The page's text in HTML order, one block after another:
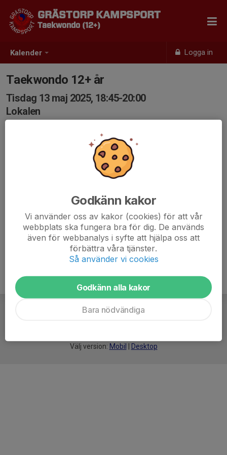
Kalender Logga in
GRÄSTORP KAMPSPORT
Taekwondo (12+)
Taekwondo 12+ år
Tisdag 13 maj 2025, 18:45-20:00
Lokalen
Välj version: Mobil Desktop
Godkänn kakor
Vi använder oss av kakor (cookies) för att vår
webbplats ska fungera bra för dig. De används
även för webbanalys i syfte att hjälpa oss att
förbättra våra tjänster.
Så använder vi cookies
Godkänn alla kakor
Bara nödvändiga